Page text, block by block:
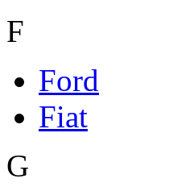
F
Ford
Fiat
G